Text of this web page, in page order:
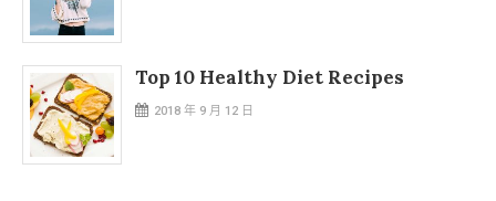
Top 10 Healthy Diet Recipes
2018 年 9 月 12 日